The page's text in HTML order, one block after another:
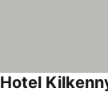
Hotel